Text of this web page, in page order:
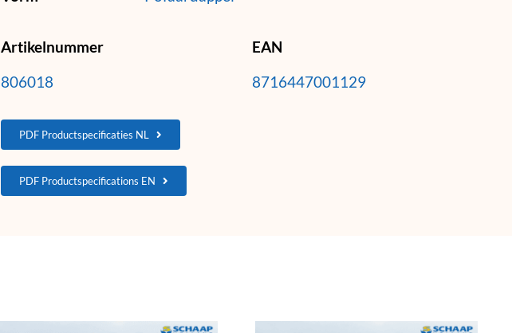
Artikelnummer
806018
EAN
8716447001129
PDF Productspecificaties NL
PDF Productspecifications EN